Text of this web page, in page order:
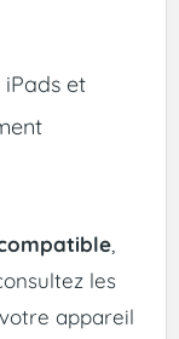
iPads et
,
les
appareil